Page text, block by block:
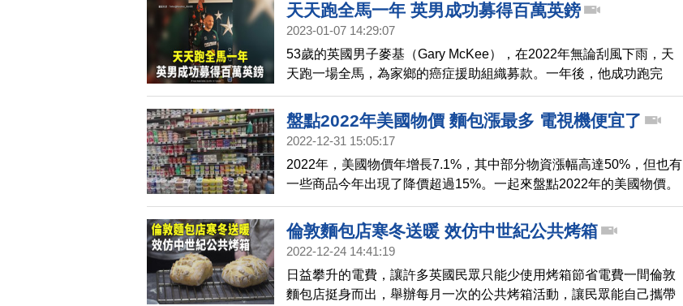
天天跑全馬一年 英男成功募得百萬英鎊
2023-01-07 14:29:07
53歲的英國男子麥基（Gary McKee），在2022年無論刮風下雨，天
天跑一場全馬，為家鄉的癌症援助組織募款。一年後，他成功跑完
365場馬拉松，達成100萬英鎊、約3700萬台幣的募款目標。
盤點2022年美國物價 麵包漲最多 電視機便宜了
2022-12-31 15:05:17
2022年，美國物價年增長7.1%，其中部分物資漲幅高達50%，但也有
一些商品今年出現了降價超過15%。一起來盤點2022年的美國物價。
倫敦麵包店寒冬送暖 效仿中世紀公共烤箱
2022-12-24 14:41:19
日益攀升的電費，讓許多英國民眾只能少使用烤箱節省電費一間倫敦
麵包店挺身而出，舉辦每月一次的公共烤箱活動，讓民眾能自己攜帶